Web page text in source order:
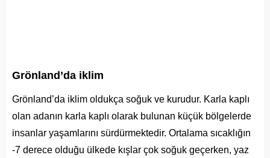
Grönland’da iklim
Grönland’da iklim oldukça soğuk ve kurudur. Karla kaplı
olan adanın karla kaplı olarak bulunan küçük bölgelerde
insanlar yaşamlarını sürdürmektedir. Ortalama sıcaklığın
-7 derece olduğu ülkede kışlar çok soğuk geçerken, yaz